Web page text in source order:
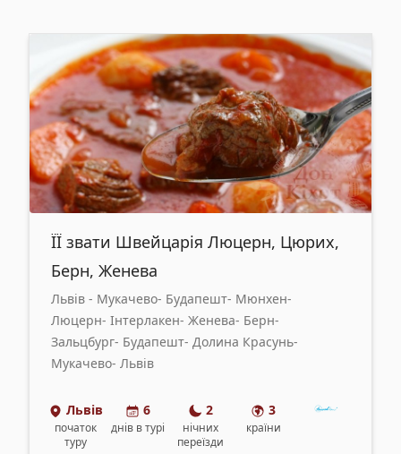
ЇЇ звати Швейцарія Люцерн, Цюрих,
Берн, Женева
Львів - Мукачево- Будапешт- Мюнхен-
Люцерн- Інтерлакен- Женева- Берн-
Зальцбург- Будапешт- Долина Красунь-
Мукачево- Львів
Львів
початок
туру
6
днів в турі
2
нічних
переїзди
3
країни